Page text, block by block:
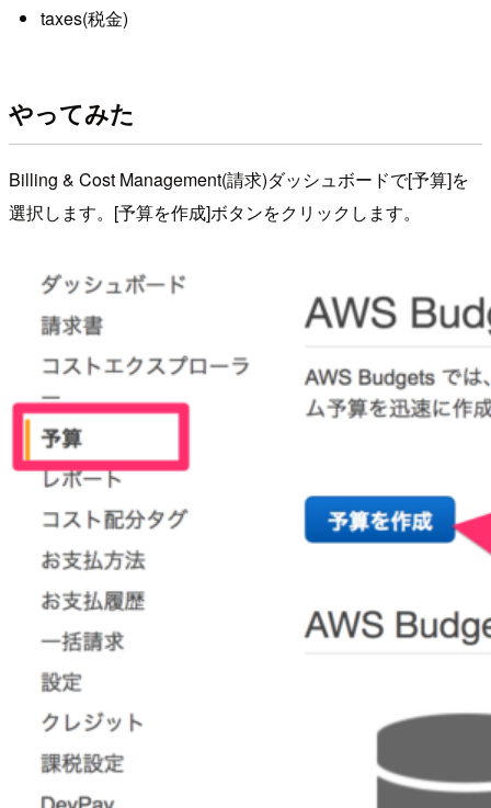
taxes(税金)
やってみた
Billing & Cost Management(請求)ダッシュボードで[予算]を
選択します。[予算を作成]ボタンをクリックします。